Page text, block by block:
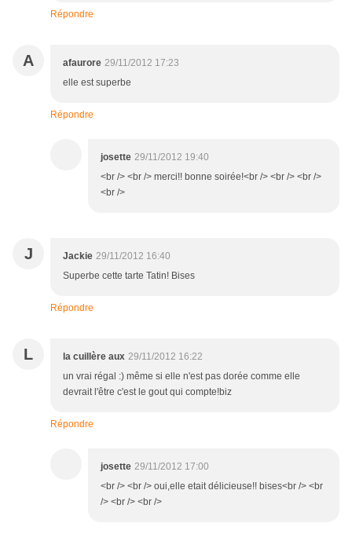
Répondre
A afaurore 29/11/2012 17:23
elle est superbe
Répondre
josette 29/11/2012 19:40
<br /> <br /> merci!! bonne soirée!<br /> <br /> <br />
<br />
J Jackie 29/11/2012 16:40
Superbe cette tarte Tatin! Bises
Répondre
L la cuillère aux 29/11/2012 16:22
un vrai régal :) même si elle n'est pas dorée comme elle
devrait l'être c'est le gout qui compte!biz
Répondre
josette 29/11/2012 17:00
<br /> <br /> oui,elle etait délicieuse!! bises<br /> <br
/> <br /> <br />